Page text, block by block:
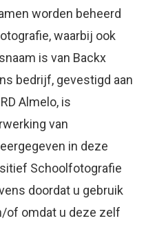
worden beheerd
waarbij ook
is van Backx
bedrijf, gevestigd aan
Almelo, is
van
in deze
Schoolfotografie
doordat u gebruik
of omdat u deze zelf